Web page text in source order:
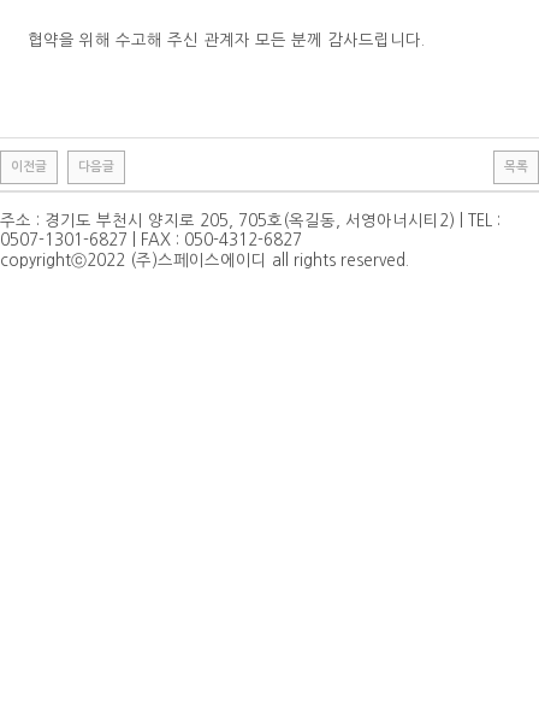
협약을 위해 수고해 주신 관계자 모든 분께 감사드립니다.
이전글 다음글 목록
주소 : 경기도 부천시 양지로 205, 705호(옥길동, 서영아너시티2) | TEL :
0507-1301-6827 | FAX : 050-4312-6827
copyrightⓒ2022 (주)스페이스에이디 all rights reserved.